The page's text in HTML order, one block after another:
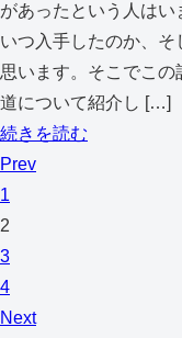
があったという人は
いつ入手したのか、そ
思います。そこでこ
道について紹介し […]
続きを読む
Prev
1
2
3
4
Next